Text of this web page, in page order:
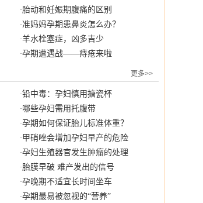
·胎动和妊娠期腹痛的区别
·准妈妈孕期患鼻炎怎么办？
·羊水栓塞症，凶多吉少
·孕期遭遇战——痔疮来啦
更多>>
·铅中毒：孕妇慎用搪瓷杯
·哪些孕妇需用托腹带
·孕期如何保证胎儿标准体重？
·甲硝唑会增加孕妇早产的危险
·孕妇生殖器官发生肿瘤的处理
·胎膜早破 难产发出的信号
·孕晚期不适宜长时间坐车
·孕期最易被忽视的“营养”